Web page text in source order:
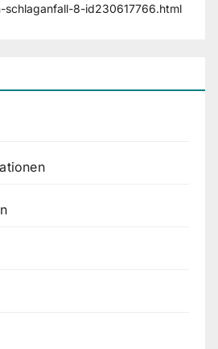
schlaganfall-8-id230617766.html